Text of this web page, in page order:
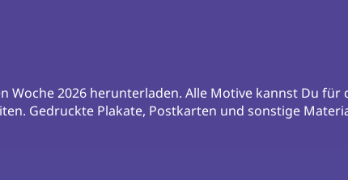
2026 herunterladen. Alle Motive kannst Du
Gedruckte Plakate, Postkarten und sonstige